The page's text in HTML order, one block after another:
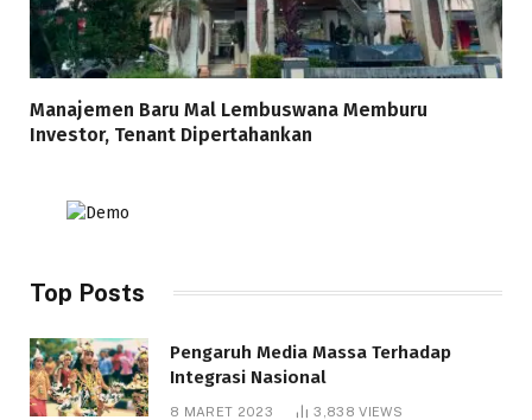
Manajemen Baru Mal Lembuswana Memburu
Investor, Tenant Dipertahankan
Top Posts
Pengaruh Media Massa Terhadap
Integrasi Nasional
8 MARET 2023 3,838VIEWS